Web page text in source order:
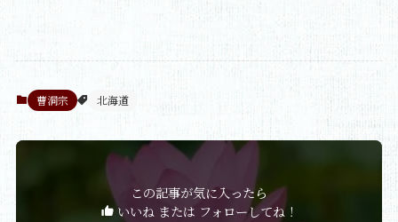
曹洞宗 北海道
この記事が気に入ったら
いいね または フォローしてね！